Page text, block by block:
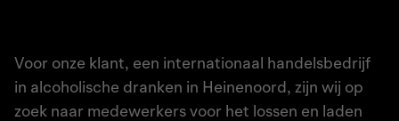
Voor onze klant, een internationaal handelsbedrijf
in alcoholische dranken in Heinenoord, zijn wij op
zoek naar medewerkers voor het lossen en laden